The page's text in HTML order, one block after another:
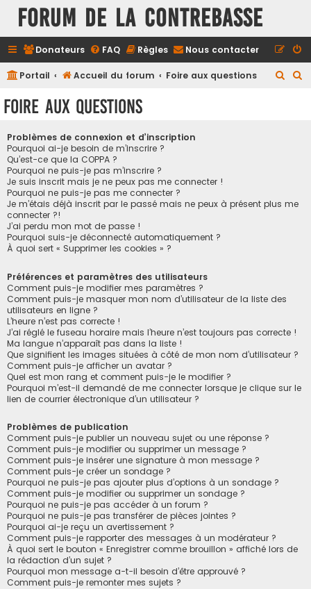
FORUM DE LA CONTREBASSE
Donateurs FAQ Règles Nous contacter
Portail Accueil du forum Foire aux questions
h
Foire aux questions
Problèmes de connexion et d’inscription
Pourquoi ai-je besoin de m’inscrire ?
Qu’est-ce que la COPPA ?
Pourquoi ne puis-je pas m’inscrire ?
Je suis inscrit mais je ne peux pas me connecter !
Pourquoi ne puis-je pas me connecter ?
Je m’étais déjà inscrit par le passé mais ne peux à présent plus me
connecter ?!
J’ai perdu mon mot de passe !
Pourquoi suis-je déconnecté automatiquement ?
À quoi sert « Supprimer les cookies » ?
Préférences et paramètres des utilisateurs
Comment puis-je modifier mes paramètres ?
Comment puis-je masquer mon nom d’utilisateur de la liste des
utilisateurs en ligne ?
L’heure n’est pas correcte !
J’ai réglé le fuseau horaire mais l’heure n’est toujours pas correcte !
Ma langue n’apparaît pas dans la liste !
Que signifient les images situées à côté de mon nom d’utilisateur ?
Comment puis-je afficher un avatar ?
Quel est mon rang et comment puis-je le modifier ?
Pourquoi m’est-il demandé de me connecter lorsque je clique sur le
lien de courrier électronique d’un utilisateur ?
Problèmes de publication
Comment puis-je publier un nouveau sujet ou une réponse ?
Comment puis-je modifier ou supprimer un message ?
Comment puis-je insérer une signature à mon message ?
Comment puis-je créer un sondage ?
Pourquoi ne puis-je pas ajouter plus d’options à un sondage ?
Comment puis-je modifier ou supprimer un sondage ?
Pourquoi ne puis-je pas accéder à un forum ?
Pourquoi ne puis-je pas transférer de pièces jointes ?
Pourquoi ai-je reçu un avertissement ?
Comment puis-je rapporter des messages à un modérateur ?
À quoi sert le bouton « Enregistrer comme brouillon » affiché lors de
la rédaction d’un sujet ?
Pourquoi mon message a-t-il besoin d’être approuvé ?
Comment puis-je remonter mes sujets ?